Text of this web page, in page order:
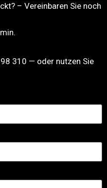
– Vereinbaren Sie noch
310 — oder nutzen Sie